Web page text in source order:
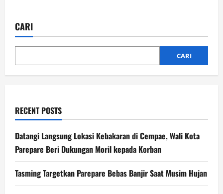
CARI
CARI
RECENT POSTS
Datangi Langsung Lokasi Kebakaran di Cempae, Wali Kota
Parepare Beri Dukungan Moril kepada Korban
Tasming Targetkan Parepare Bebas Banjir Saat Musim Hujan